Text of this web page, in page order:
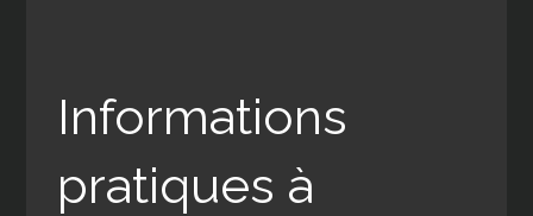
Informations
pratiques à